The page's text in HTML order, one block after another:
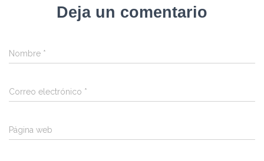
Deja un comentario
Nombre *
Correo electrónico *
Página web